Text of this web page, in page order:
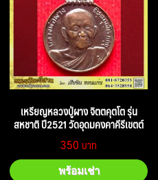
เหรียญหลวงปู่ผาง จิตตคุตโต รุ่น
สหชาติ ปี2521 วัดอุดมคงคาคีรีเขตต์
350
พร้อมเช่า